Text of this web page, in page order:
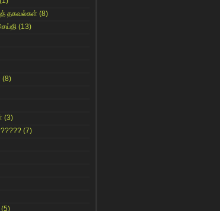
தகவல்கள் (8)
(13)
(8)
(3)
(7)
(5)